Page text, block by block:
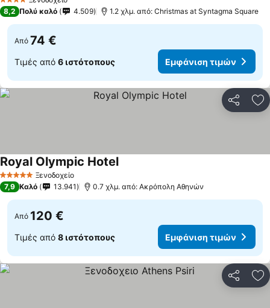
4 Αστέρια
8,2 Πολύ καλό 4.509 1.2 χλμ. από: Christmas at Syntagma Square
Από 74 €
Τιμές από 6 ιστότοπους Εμφάνιση τιμών
5 Αστέρια Ξενοδοχείο
Royal Olympic Hotel
7,9 Καλό 13.941 0.7 χλμ. από: Ακρόπολη Αθηνών
Από 120 €
Τιμές από 8 ιστότοπους Εμφάνιση τιμών